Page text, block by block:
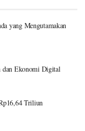
yang Mengutamakan
dan Ekonomi Digital
Triliun